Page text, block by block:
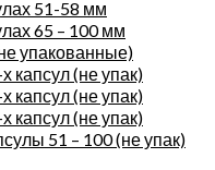
51-58 мм
65 – 100 мм
упакованные)
капсул (не упак)
капсул (не упак)
капсул (не упак)
51 – 100 (не упак)